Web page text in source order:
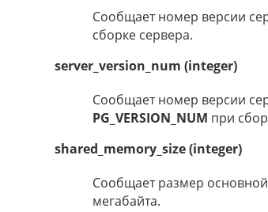
Сообщает номер версии
сборке сервера.
server_version_num (integer)
Сообщает номер версии
PG_VERSION_NUM при
shared_memory_size (integer)
Сообщает размер
мегабайта.